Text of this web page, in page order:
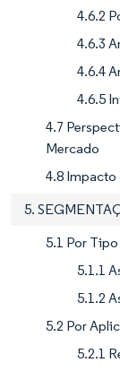
4.6.2
4.6.3
4.6.4
4.6.5
4.7
Mercado
4.8 Impacto
5.
5.1 Por Tipo
5.1.1
5.1.2
5.2 Por
5.2.1